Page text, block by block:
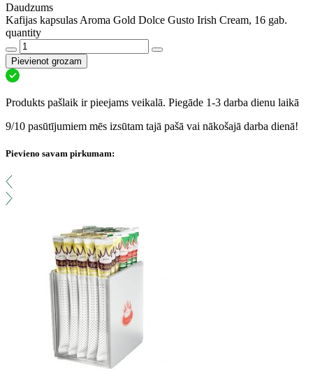
Daudzums
Kafijas kapsulas Aroma Gold Dolce Gusto Irish Cream, 16 gab.
quantity
Pievienot grozam
Produkts pašlaik ir pieejams veikalā. Piegāde 1-3 darba dienu laikā
9/10 pasūtījumiem mēs izsūtam tajā pašā vai nākošajā darba dienā!
Pievieno savam pirkumam: